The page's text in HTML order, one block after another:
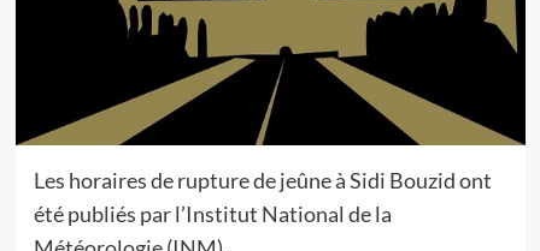
Les horaires de rupture de jeûne à Sidi Bouzid ont
été publiés par l’Institut National de la